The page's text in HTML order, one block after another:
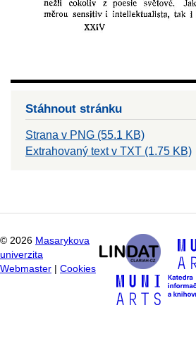
Stáhnout stránku
Strana v PNG (55.1 KB)
Extrahovaný text v TXT (1.75 KB)
© 2026 Masarykova
univerzita
Webmaster
Cookies